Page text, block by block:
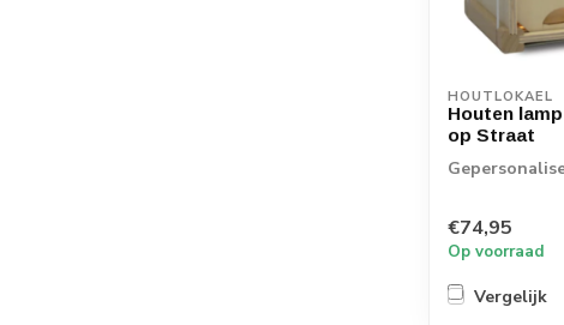
HOUTLOKAEL
Houten
op Straat
€74,95
Op voorraad
Vergelijk